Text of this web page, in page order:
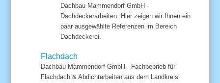
Dachbau Mammendorf GmbH -
Dachdeckerarbeiten. Hier zeigen wir Ihnen ein
paar ausgewählte Referenzen im Bereich
Dachdeckerei.
Flachdach
Dachbau Mammendorf GmbH - Fachbebrieb für
Flachdach & Abdichtarbeiten aus dem Landkreis